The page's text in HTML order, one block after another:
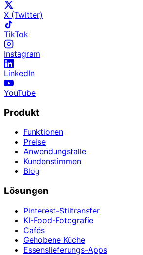
X (Twitter)
TikTok
Instagram
LinkedIn
YouTube
Produkt
Funktionen
Preise
Anwendungsfälle
Kundenstimmen
Blog
Lösungen
Pinterest-Stiltransfer
KI-Food-Fotografie
Cafés
Gehobene Küche
Essenslieferungs-Apps